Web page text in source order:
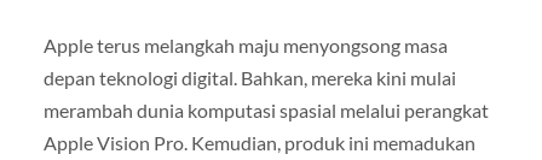
Apple terus melangkah maju menyongsong masa
depan teknologi digital. Bahkan, mereka kini mulai
merambah dunia komputasi spasial melalui perangkat
Apple Vision Pro. Kemudian, produk ini memadukan